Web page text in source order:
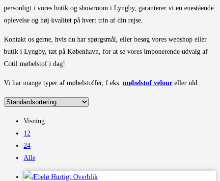
personligt i vores butik og showroom i Lyngby, garanterer vi en enestående
oplevelse og høj kvalitet på hvert trin af din rejse.
Kontakt os gerne, hvis du har spørgsmål, eller besøg vores webshop eller
butik i Lyngby, tæt på København, for at se vores imponerende udvalg af
Cotil møbelstof i dag!
Vi har mange typer af møbelstoffer, f.eks. møbelstof velour eller uld.
Visning:
12
24
Alle
Hurtigt Overblik